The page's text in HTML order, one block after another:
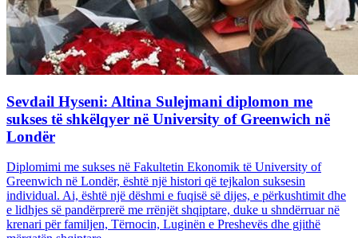
Sevdail Hyseni: Altina Sulejmani diplomon me
sukses të shkëlqyer në University of Greenwich në
Londër
Diplomimi me sukses në Fakultetin Ekonomik të University of
Greenwich në Londër, është një histori që tejkalon suksesin
individual. Ai, është një dëshmi e fuqisë së dijes, e përkushtimit dhe
e lidhjes së pandërprerë me rrënjët shqiptare, duke u shndërruar në
krenari për familjen, Tërnocin, Luginën e Preshevës dhe gjithë